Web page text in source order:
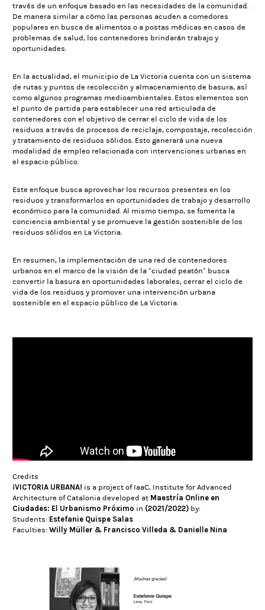
través de un enfoque basado en las necesidades de la comunidad.
De manera similar a cómo las personas acuden a comedores
populares en busca de alimentos o a postas médicas en casos de
problemas de salud, los contenedores brindarán trabajo y
oportunidades.
En la actualidad, el municipio de La Victoria cuenta con un sistema
de rutas y puntos de recolección y almacenamiento de basura, así
como algunos programas medioambientales. Estos elementos son
el punto de partida para establecer una red articulada de
contenedores con el objetivo de cerrar el ciclo de vida de los
residuos a través de procesos de reciclaje, compostaje, recolección
y tratamiento de residuos sólidos. Esto generará una nueva
modalidad de empleo relacionada con intervenciones urbanas en
el espacio público.
Este enfoque busca aprovechar los recursos presentes en los
residuos y transformarlos en oportunidades de trabajo y desarrollo
económico para la comunidad. Al mismo tiempo, se fomenta la
conciencia ambiental y se promueve la gestión sostenible de los
residuos sólidos en La Victoria.
En resumen, la implementación de una red de contenedores
urbanos en el marco de la visión de la “ciudad peatón” busca
convertir la basura en oportunidades laborales, cerrar el ciclo de
vida de los residuos y promover una intervención urbana
sostenible en el espacio público de La Victoria.
Credits
¡VICTORIA URBANA! is a project of IaaC, Institute for Advanced
Architecture of Catalonia developed at Maestría Online en
Ciudades: El Urbanismo Próximo in (2021/2022) by:
Students: Estefanie Quispe Salas
Faculties: Willy Müller & Francisco Villeda & Danielle Nina